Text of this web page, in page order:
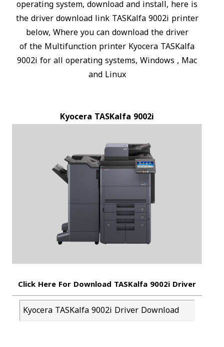
operating system, download and install, here is
the driver download link TASKalfa 9002i printer
below, Where you can download the driver
of the Multifunction printer Kyocera TASKalfa
9002i for all operating systems, Windows , Mac
and Linux
Kyocera TASKalfa 9002i
Click Here For Download TASKalfa 9002i Driver
Kyocera TASKalfa 9002i Driver Download